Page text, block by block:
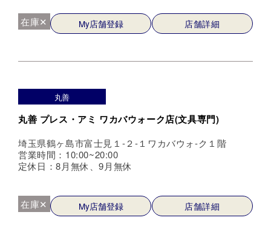
在庫✕ My店舗登録 店舗詳細
丸善
丸善 プレス・アミ ワカバウォーク店(文具専門)
埼玉県鶴ヶ島市富士見１-２-１ワカバウォ-ク１階
営業時間：10:00~20:00
定休日：8月無休、9月無休
在庫✕ My店舗登録 店舗詳細